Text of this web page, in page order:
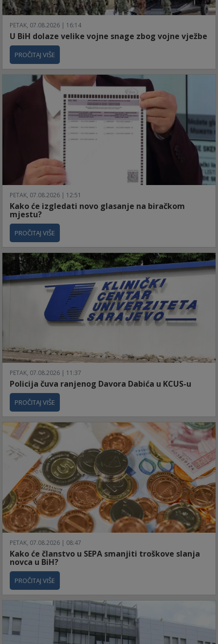
PETAK, 07.08.2026 | 16:14
U BiH dolaze velike vojne snage zbog vojne vježbe
PROČITAJ VIŠE
PETAK, 07.08.2026 | 12:51
Kako će izgledati novo glasanje na biračkom
mjestu?
PROČITAJ VIŠE
PETAK, 07.08.2026 | 11:37
Policija čuva ranjenog Davora Dabića u KCUS-u
PROČITAJ VIŠE
PETAK, 07.08.2026 | 08:47
Kako će članstvo u SEPA smanjiti troškove slanja
novca u BiH?
PROČITAJ VIŠE